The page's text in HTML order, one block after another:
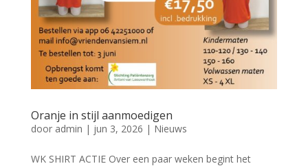
Oranje in stijl aanmoedigen
door admin | jun 3, 2026 | Nieuws
WK SHIRT ACTIE Over een paar weken begint het